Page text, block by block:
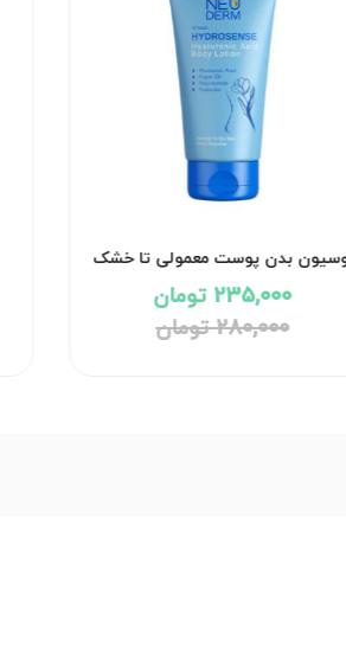
بدن پوست معمولی تا خشک
نئودرم
235,000 تومان
280,000 تومان